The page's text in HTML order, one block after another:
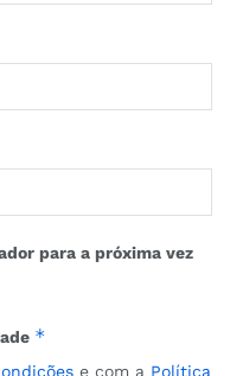
para a próxima vez
*
e com a Política